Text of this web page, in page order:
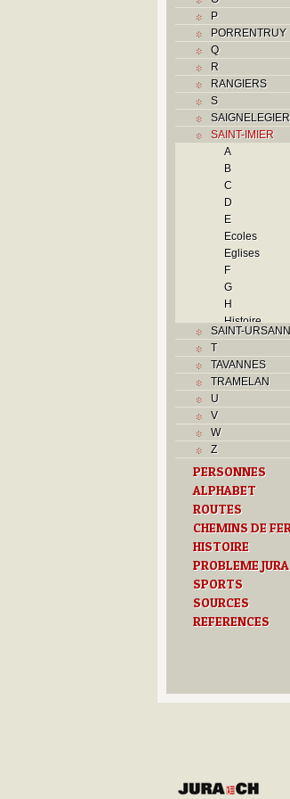
P
PORRENTRUY
Q
R
RANGIERS
S
SAIGNELEGIER
SAINT-IMIER
A
B
C
D
E
Ecoles
Eglises
F
G
H
Histoire
I
J
K
P
Problème
Q
R
S
T
Textes
U
Z
SAINT-
T
TAVANNES
TRAMELAN
U
V
W
Z
PERSONNES
ALPHABET
ROUTES
CHEMINS DE
HISTOIRE
PROBLEME
SPORTS
SOURCES
REFERENCES